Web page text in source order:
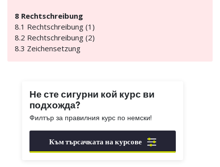
8 Rechtschreibung
8.1 Rechtschreibung (1)
8.2 Rechtschreibung (2)
8.3 Zeichensetzung
Не сте сигурни кой курс ви
подхожда?
Филтър за правилния курс по немски!
Към търсачката на курсове